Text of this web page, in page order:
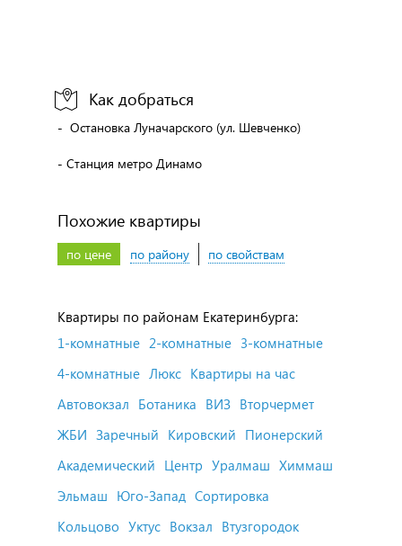
Как добраться
- Остановка Луначарского (ул. Шевченко)
- Станция метро Динамо
Похожие квартиры
по цене по району по свойствам
Квартиры по районам Екатеринбурга:
1-комнатные 2-комнатные 3-комнатные
4-комнатные Люкс Квартиры на час
Автовокзал Ботаника ВИЗ Вторчермет
ЖБИ Заречный Кировский Пионерский
Академический Центр Уралмаш Химмаш
Эльмаш Юго-Запад Сортировка
Кольцово Уктус Вокзал Втузгородок